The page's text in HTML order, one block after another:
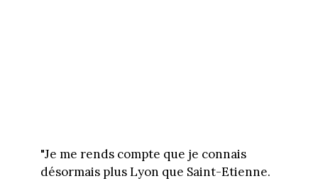
"Je me rends compte que je connais
désormais plus Lyon que Saint-Etienne.